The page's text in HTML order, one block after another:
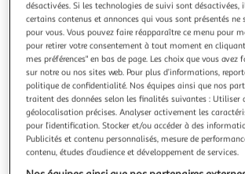
pour lapin - 99 x 54 x 92 cm - Bleu
Cage rongeur surélevée - Zolux - Néolife
lapin - 99 x 54 x 92 cm - Bleu
En savoir +
Vendu par 2KINGS
Livraison dès 4/5 jours
4,99€
Plus d'options
Vendu par2KINGS
désactivées. Si les technologies de suivi sont désactivées,
certains contenus et annonces qui vous sont présentés
pour vous. Vous pouvez faire réapparaître ce menu pour
pour retirer votre consentement à tout moment en
mes préférences" en bas de page. Les choix que vous
sur notre ou nos sites web. Pour plus d’informations,
politique de confidentialité. Nos équipes ainsi que nos
traitent des données selon les finalités suivantes : Utiliser
géolocalisation précises. Analyser activement les
pour l’identification. Stocker et/ou accéder à des
Publicités et contenu personnalisés, mesure de
contenu, études d’audience et développement de services.